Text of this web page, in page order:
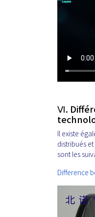
Ⅵ.
Il existe
distribués
sont les
Difference